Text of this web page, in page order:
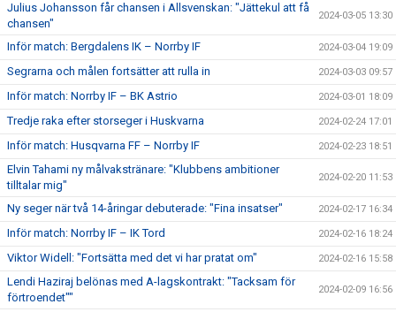
Julius Johansson får chansen i Allsvenskan: "Jättekul att få
chansen"
2024-03-05 13:30
Inför match: Bergdalens IK – Norrby IF 2024-03-04 19:09
Segrarna och målen fortsätter att rulla in 2024-03-03 09:57
Inför match: Norrby IF – BK Astrio 2024-03-01 18:09
Tredje raka efter storseger i Huskvarna 2024-02-24 17:01
Inför match: Husqvarna FF – Norrby IF 2024-02-23 18:51
Elvin Tahami ny målvakstränare: "Klubbens ambitioner
tilltalar mig"
2024-02-20 11:53
Ny seger när två 14-åringar debuterade: "Fina insatser" 2024-02-17 16:34
Inför match: Norrby IF – IK Tord 2024-02-16 18:24
Viktor Widell: "Fortsätta med det vi har pratat om" 2024-02-16 15:58
Lendi Haziraj belönas med A-lagskontrakt: "Tacksam för
förtroendet""
2024-02-09 16:56